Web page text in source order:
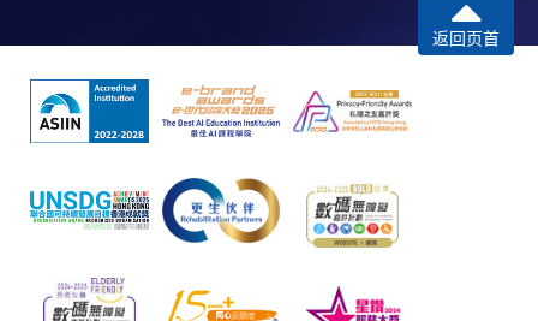
准退还款项，以现金、易办事、微信支付、支付宝、
支票或缴费灵（只限网上付款）方式缴交之款项，将
以支票退款；以信用卡缴交之款项，退款将直接退还
到支付款项时使用的信用卡户口。
除本学院网页所列明的学费外，个别课程或有其他额
外收费，详情请联络有关学科职员。
学费及学额不得转让他人。一经取录，学员不得转读
其他课程，惟学院对特殊情况，可酌情处理。转读申
请一经批准，学员须缴付港币120元手续费。
学院对邮递失误而遗失的支票或本票、付款收据或个
返回页首